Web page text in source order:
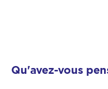
Qu'avez-vous